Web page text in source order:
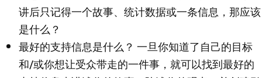
讲后只记得一个故事、统计数据或一条信息，那应该
是什么？
最好的支持信息是什么？ 一旦你知道了自己的目标
和/或你想让受众带走的一件事，就可以找到最好的